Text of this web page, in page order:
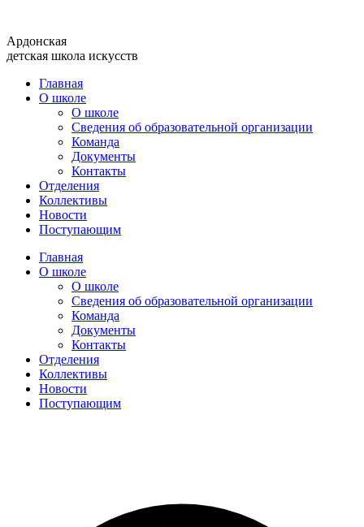
содержимому
Ардонская
детская школа искусств
Главная
О школе
О школе
Сведения об образовательной организации
Команда
Документы
Контакты
Отделения
Коллективы
Новости
Поступающим
Главная
О школе
О школе
Сведения об образовательной организации
Команда
Документы
Контакты
Отделения
Коллективы
Новости
Поступающим